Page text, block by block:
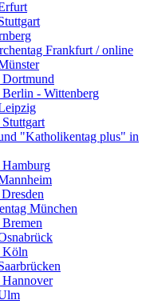
Frankfurt / online
- Wittenberg
"Katholikentag plus" in
München
Köln